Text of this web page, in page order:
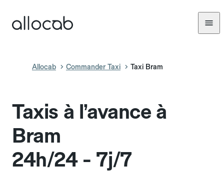
Allocab Commander Taxi Taxi Bram
Taxis à l’avance à
Bram
24h/24 - 7j/7